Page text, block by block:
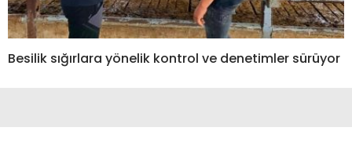
Besilik sığırlara yönelik kontrol ve denetimler sürüyor